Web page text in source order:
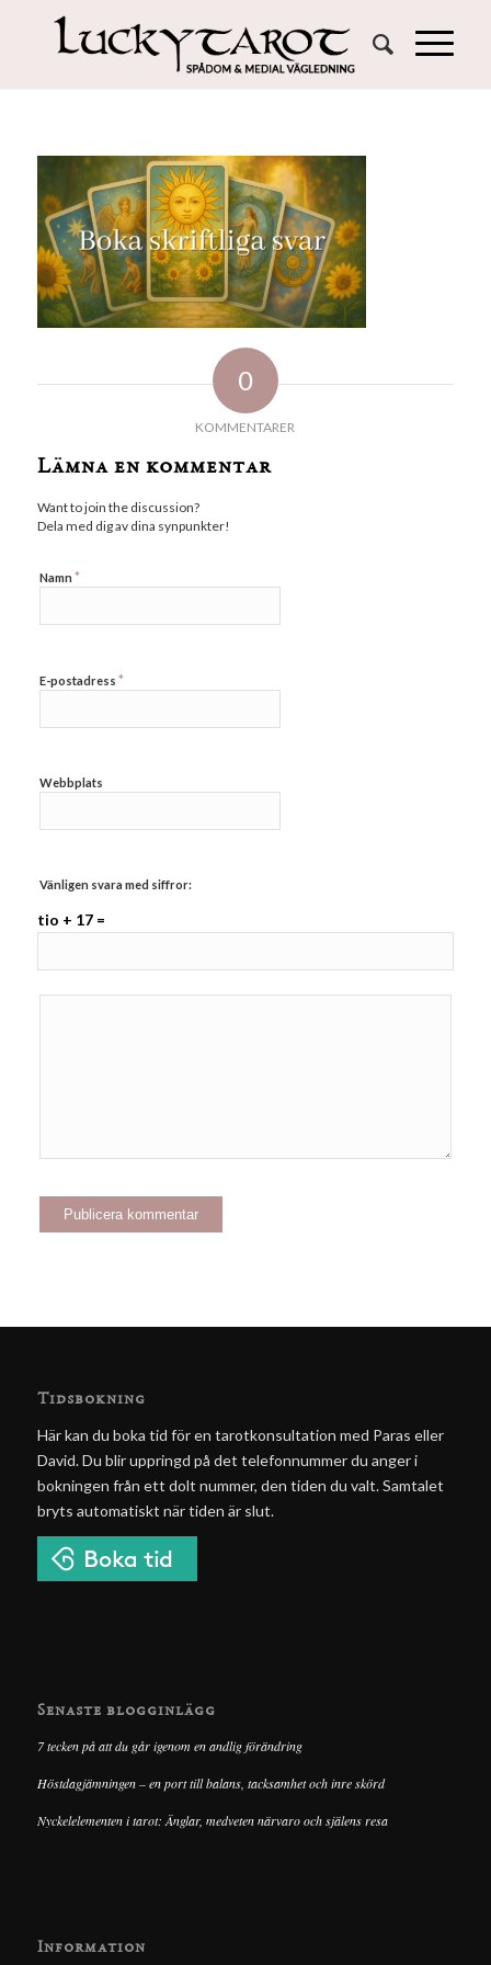
0
KOMMENTARER
Lämna en kommentar
Want to join the discussion?
Dela med dig av dina synpunkter!
Namn *
E-postadress *
Webbplats
Vänligen svara med siffror:
tio + 17 =
Tidsbokning
Här kan du boka tid för en tarotkonsultation med Paras eller
David. Du blir uppringd på det telefonnummer du anger i
bokningen från ett dolt nummer, den tiden du valt. Samtalet
bryts automatiskt när tiden är slut.
Senaste blogginlägg
7 tecken på att du går igenom en andlig förändring
Höstdagjämningen – en port till balans, tacksamhet och inre skörd
Nyckelelementen i tarot: Änglar, medveten närvaro och själens resa
Information